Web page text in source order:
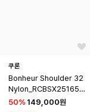
쿠론
Bonheur Shoulder 32
Nylon_RCBSX25165B
KX
50% 149,000원